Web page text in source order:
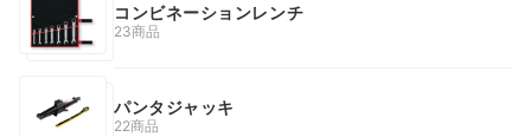
コンビネーションレンチ
23商品
パンタジャッキ
22商品